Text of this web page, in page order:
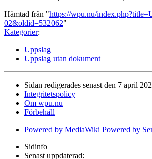
Hämtad från "https://wpu.nu/
02&oldid=532062"
Kategorier:
Uppslag
Uppslag utan dokument
Sidan redigerades senast den 7 april
Integritetspolicy
Om wpu.nu
Förbehåll
Powered by MediaWiki Powered by
Sidinfo
Senast uppdaterad: